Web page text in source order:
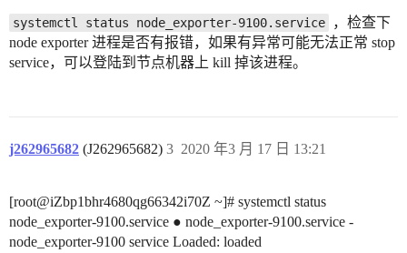
systemctl status node_exporter-9100.service
，检查下
node exporter 进程是否有报错，如果有异常可能无法正常 stop
service，可以登陆到节点机器上 kill 掉该进程。
j262965682 (J262965682) 2020 年3 月 17 日 13:21
3
[root@iZbp1bhr4680qg66342i70Z ~]# systemctl status
node_exporter-9100.service ● node_exporter-9100.service -
node_exporter-9100 service Loaded: loaded